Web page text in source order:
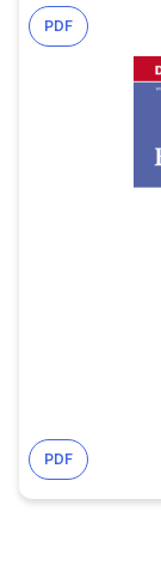
PDF
PDF